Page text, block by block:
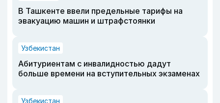
В Ташкенте ввели предельные тарифы на
эвакуацию машин и штрафстоянки
Узбекистан
Абитуриентам с инвалидностью дадут
больше времени на вступительных экзаменах
Узбекистан